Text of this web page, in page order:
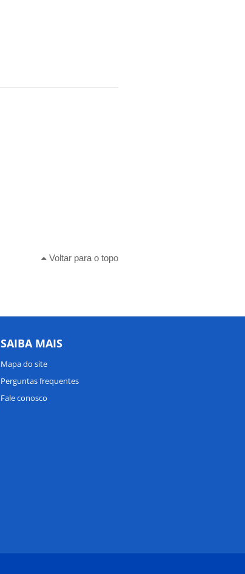
Voltar para o topo
SAIBA MAIS
Mapa do site
Perguntas frequentes
Fale conosco